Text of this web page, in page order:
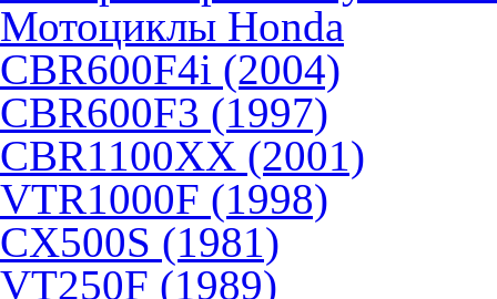
Мотоциклы Honda
CBR600F4i (2004)
CBR600F3 (1997)
CBR1100XX (2001)
VTR1000F (1998)
CX500S (1981)
VT250F (1989)